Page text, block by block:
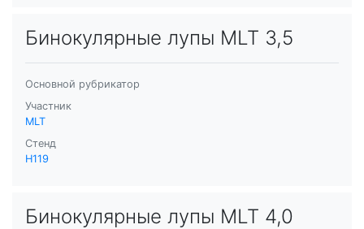
Бинокулярные лупы MLT 3,5
Основной рубрикатор
Участник
MLT
Стенд
H119
Бинокулярные лупы MLT 4,0